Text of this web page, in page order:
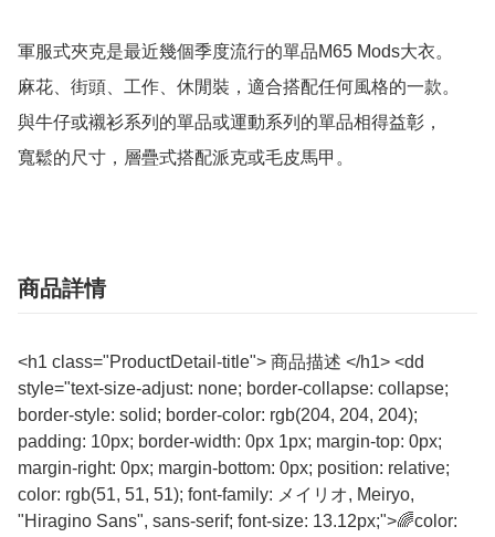
軍服式夾克是最近幾個季度流行的單品M65 Mods大衣。
麻花、街頭、工作、休閒裝，適合搭配任何風格的一款。
與牛仔或襯衫系列的單品或運動系列的單品相得益彰，
寬鬆的尺寸，層疊式搭配派克或毛皮馬甲。
商品詳情
<h1 class="ProductDetail-title"> 商品描述 </h1> <dd
style="text-size-adjust: none; border-collapse: collapse;
border-style: solid; border-color: rgb(204, 204, 204);
padding: 10px; border-width: 0px 1px; margin-top: 0px;
margin-right: 0px; margin-bottom: 0px; position: relative;
color: rgb(51, 51, 51); font-family: メイリオ, Meiryo,
"Hiragino Sans", sans-serif; font-size: 13.12px;">🌈color: